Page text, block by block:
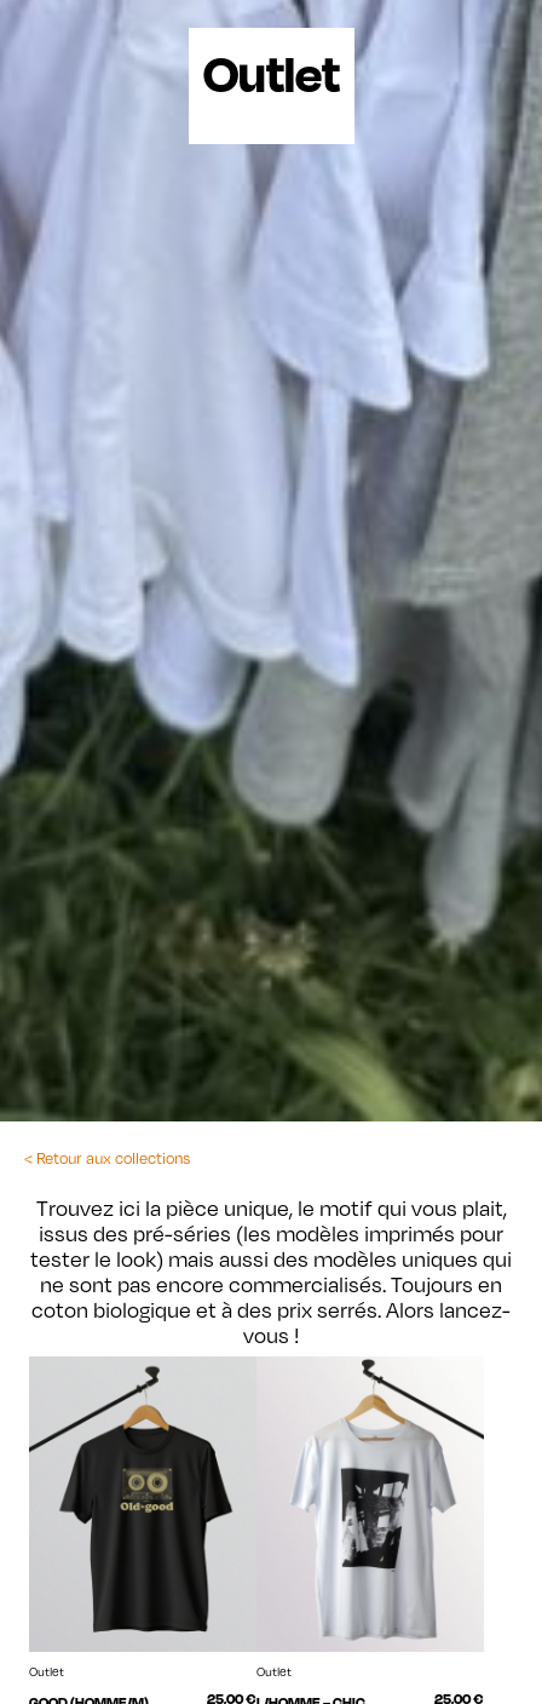
Outlet
< Retour aux collections
Trouvez ici la pièce unique, le motif qui vous plait,
issus des pré-séries (les modèles imprimés pour
tester le look) mais aussi des modèles uniques qui
ne sont pas encore commercialisés. Toujours en
coton biologique et à des prix serrés. Alors lancez-
vous !
Outlet
25,00€
Outlet
25,00€